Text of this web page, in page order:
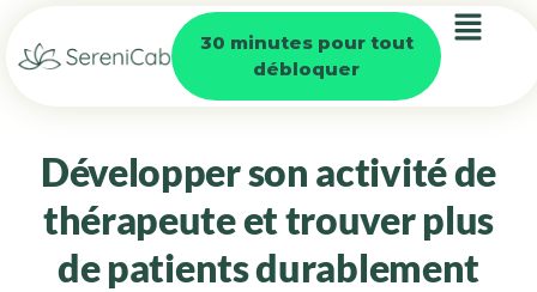
30 minutes pour tout
débloquer
Développer son activité de
thérapeute et trouver plus
de patients durablement